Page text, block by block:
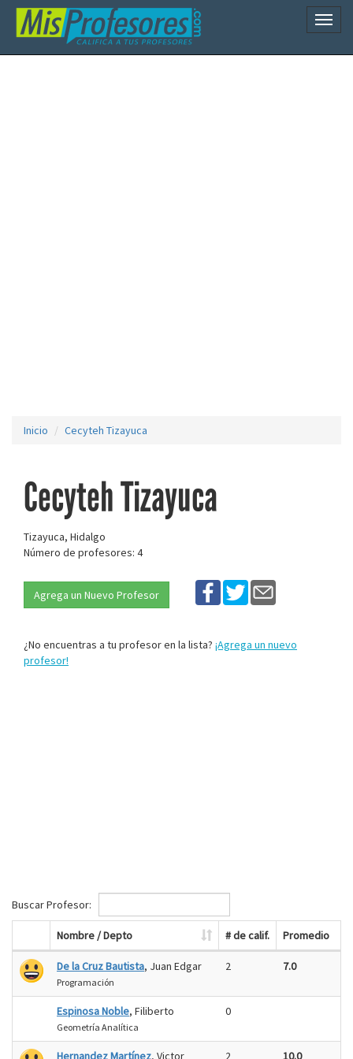
Inicio Cecyteh Tizayuca
Cecyteh Tizayuca
Tizayuca, Hidalgo
Número de profesores: 4
Agrega un Nuevo Profesor
¿No encuentras a tu profesor en la lista? ¡Agrega un nuevo
profesor!
Buscar Profesor:
Nombre / Depto # de calif. Promedio
De la Cruz Bautista, Juan Edgar
Programación
2 7.0
Espinosa Noble, Filiberto
Geometría Analítica
0
Hernandez Martínez, Victor 2 10.0